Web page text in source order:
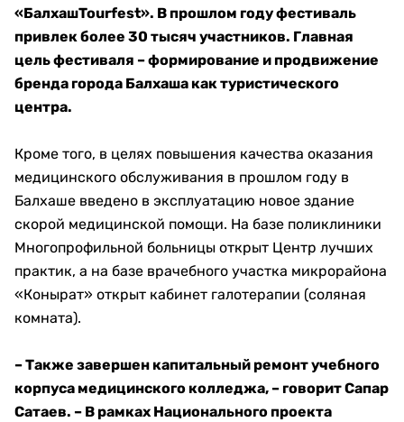
«БалхашTourfest». В прошлом году фестиваль
привлек более 30 тысяч участников. Главная
цель фестиваля – формирование и продвижение
бренда города Балхаша как туристического
центра.
Кроме того, в целях повышения качества оказания
медицинского обслуживания в прошлом году в
Балхаше введено в эксплуатацию новое здание
скорой медицинской помощи. На базе поликлиники
Многопрофильной больницы открыт Центр лучших
практик, а на базе врачебного участка микрорайона
«Конырат» открыт кабинет галотерапии (соляная
комната).
– Также завершен капитальный ремонт учебного
корпуса медицинского колледжа, – говорит Сапар
Сатаев. – В рамках Национального проекта